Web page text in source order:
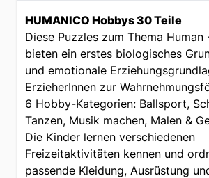
HUMANICO Hobbys 30 Teile
Diese Puzzles zum Thema Human
bieten ein erstes biologisches
und emotionale
ErzieherInnen zur
6 Hobby-Kategorien: Ballsport,
Tanzen, Musik machen, Malen &
Die Kinder lernen verschiedenen
Freizeitaktivitäten kennen und
passende Kleidung, Ausrüstung